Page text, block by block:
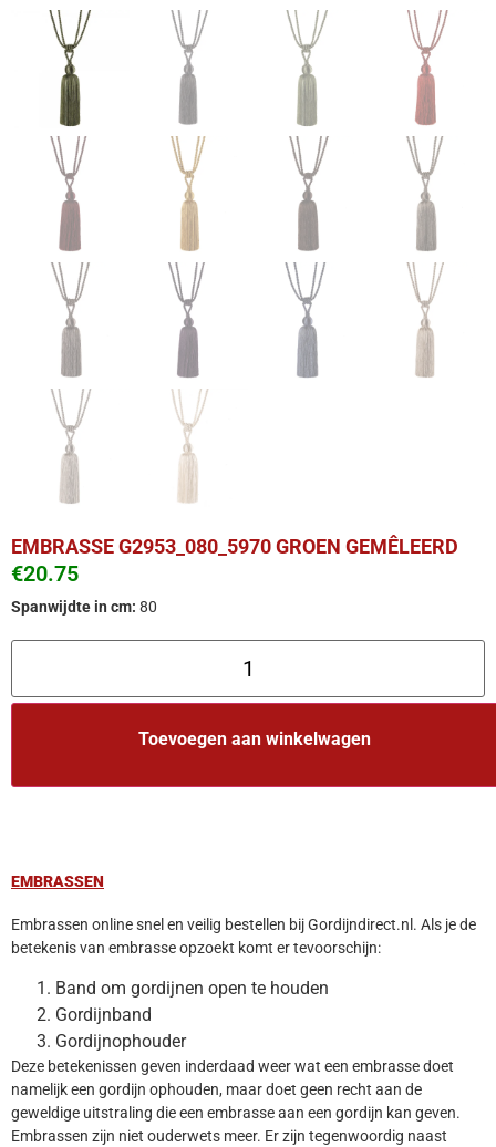
EMBRASSE G2953_080_5970 GROEN GEMÊLEERD
€20.75
Spanwijdte in cm: 80
Toevoegen aan winkelwagen
EMBRASSEN
Embrassen online snel en veilig bestellen bij Gordijndirect.nl. Als je de
betekenis van embrasse opzoekt komt er tevoorschijn:
Band om gordijnen open te houden
Gordijnband
Gordijnophouder
Deze betekenissen geven inderdaad weer wat een embrasse doet
namelijk een gordijn ophouden, maar doet geen recht aan de
geweldige uitstraling die een embrasse aan een gordijn kan geven.
Embrassen zijn niet ouderwets meer. Er zijn tegenwoordig naast